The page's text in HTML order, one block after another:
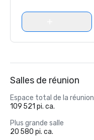
Salles de réunion
Espace total de la réunion
109 521 pi. ca.
Plus grande salle
20 580 pi. ca.